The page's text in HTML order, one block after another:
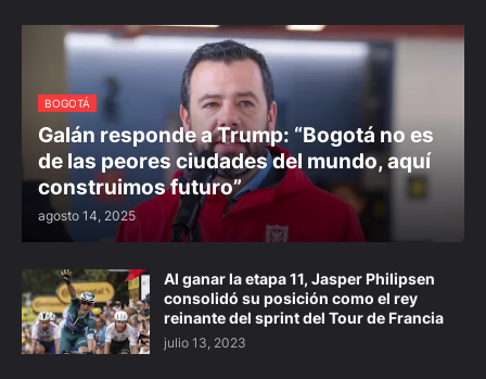
BOGOTÁ
Galán responde a Trump: “Bogotá no es
de las peores ciudades del mundo, aquí
construimos futuro”
agosto 14, 2025
Al ganar la etapa 11, Jasper Philipsen
consolidó su posición como el rey
reinante del sprint del Tour de Francia
julio 13, 2023